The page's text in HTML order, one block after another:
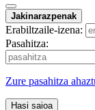
Jakinarazpenak
Erabiltzaile-izena:
Pasahitza:
Zure pasahitza
Hasi saioa